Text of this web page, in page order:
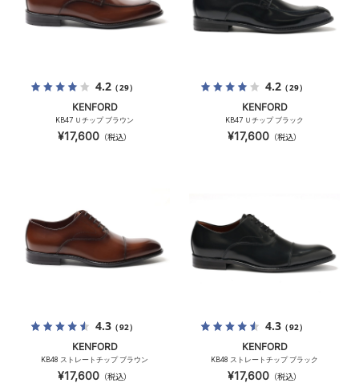
4.2（29）
KENFORD
KB47 Ｕチップ ブラウン
¥17,600 （税込）
4.2（29）
KENFORD
KB47 Ｕチップ ブラック
¥17,600 （税込）
4.3（92）
KENFORD
KB48 ストレートチップ ブラウン
¥17,600 （税込）
4.3（92）
KENFORD
KB48 ストレートチップ ブラック
¥17,600 （税込）